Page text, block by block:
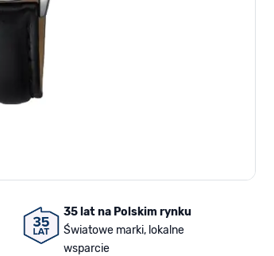
35 lat na Polskim rynku
Światowe marki, lokalne
wsparcie